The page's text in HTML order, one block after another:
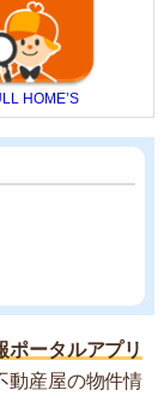
HOME’S
ポータルアプリ
動産屋の物件情